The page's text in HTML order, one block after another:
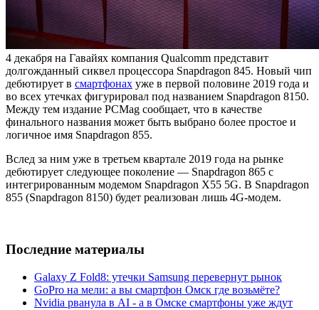
4 декабря на Гавайях компания Qualcomm представит
долгожданный сиквел процессора Snapdragon 845. Новый чип
дебютирует в смартфонах уже в первой половине 2019 года и
во всех утечках фигурировал под названием Snapdragon 8150.
Между тем издание PCMag сообщает, что в качестве
финального названия может быть выбрано более простое и
логичное имя Snapdragon 855.
Вслед за ним уже в третьем квартале 2019 года на рынке
дебютирует следующее поколение — Snapdragon 865 с
интегрированным модемом Snapdragon X55 5G. В Snapdragon
855 (Snapdragon 8150) будет реализован лишь 4G-модем.
Последние материалы
Galaxy Z Fold8: утечки Samsung перевернут рынок
GoPro на мели: а вы смартфон Омск где возьмёте?
Nvidia рванула в AI - а в Омске смартфоны уже ждут